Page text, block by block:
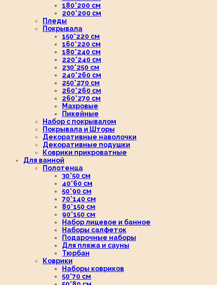
180*200 см
200*200 см
Пледы
Покрывала
150*220 см
160*220 см
180*240 см
220*240 см
230*250 см
240*260 см
250*270 см
260*260 см
260*270 см
Махровые
Пикейные
Набор с покрывалом
Покрывала и Шторы
Декоративные наволочки
Декоративные подушки
Коврики прикроватные
Для ванной
Полотенца
30*50 см
40*60 см
50*90 см
70*140 см
80*150 см
90*150 см
Набор лицевое и банное
Наборы салфеток
Подарочные наборы
Для пляжа и сауны
Тюрбан
Коврики
Наборы ковриков
50*70 см